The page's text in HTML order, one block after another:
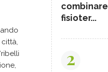
combinare
fisioter...
2